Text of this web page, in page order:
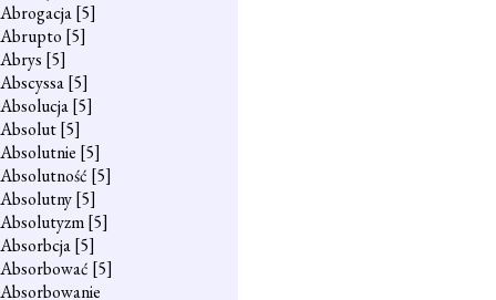
Abrogacja[5]
Abrupto [5]
Abrys [5]
Abscyssa[5]
Absolucja[5]
Absolut[5]
Absolutnie [5]
Absolutność [5]
Absolutny[5]
Absolutyzm[5]
Absorbcja[5]
Absorbować [5]
Absorbowanie